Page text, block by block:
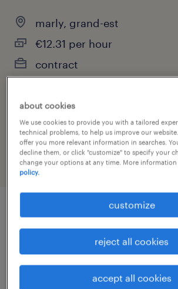
marly, grand-est
€12.31 per hour
contract
job category
health & social care,
job details
about cookies
We use cookies to provide you with a tailored
technical problems, to help us improve our
offer you more relevant information in searches.
decline them, or click "customize" to specify your
change your options at any time. More
policy.
customize
reject all cookies
accept all cookies